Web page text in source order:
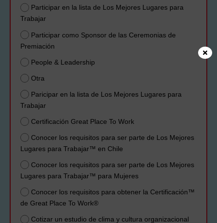
Participar en la lista de Los Mejores Lugares para
Trabajar
Participar como Sponsor de las Ceremonias de
Premiación
People & Leadership
Otra
Paricipar en la lista de Los Mejores Lugares para
Trabajar
Certificación Great Place To Work
Conocer los requisitos para ser parte de Los Mejores
Lugares para Trabajar™ en Chile
Conocer los requisitos para ser parte de Los Mejores
Lugares para Trabajar™ para Mujeres
Conocer los requisitos para obtener la Certificación™️
de Great Place To Work®
Cotizar un estudio de clima y cultura organizacional